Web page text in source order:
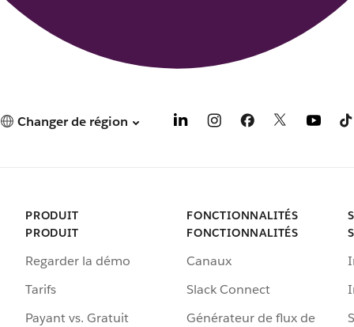
Changer de région
PRODUIT
PRODUIT
Regarder la démo
Tarifs
Payant vs. Gratuit
FONCTIONNALITÉS
FONCTIONNALITÉS
Canaux
Slack Connect
Générateur de flux de